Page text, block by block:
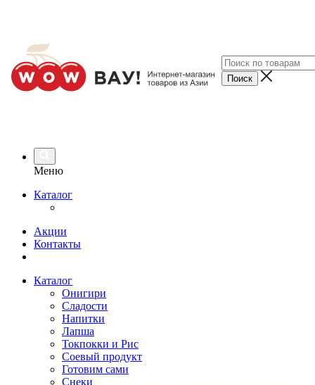
Меню
Каталог
Акции
Контакты
Каталог
Онигири
Сладости
Напитки
Лапша
Токпокки и Рис
Соевый продукт
Готовим сами
Снеки